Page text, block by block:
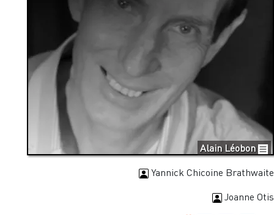
Alain Léobon
Yannick Chicoine Brathwaite
Joanne Otis